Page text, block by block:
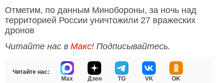
Отметим, по данным Минобороны, за ночь над
территорией России уничтожили 27 вражеских
дронов
Читайте нас в Макс! Подписывайтесь.
Читайте нас:
Max
Дзен TG VK OK